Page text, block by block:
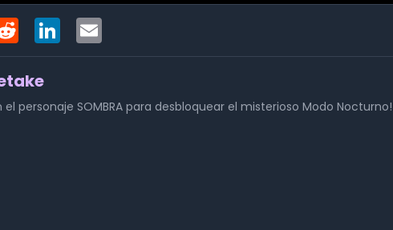
Reddit LinkedIn
el personaje SOMBRA para desbloquear el misterioso Modo Nocturno!